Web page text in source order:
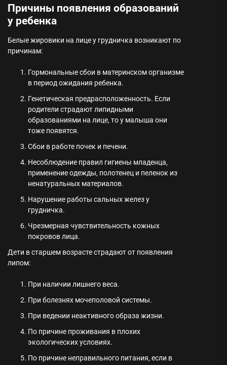
Причины появления образований
у ребенка
Белые жировики на лице у грудничка возникают по
причинам:
Гормональные сбои в материнском организме
в период ожидания ребенка.
Генетическая предрасположенность. Если
родители страдают липидными
образованиями на лице, то у малыша они
тоже появятся.
Сбои в работе почек и печени.
Несоблюдение правил гигиены младенца,
применение одежды, полотенец и пеленок из
ненатуральных материалов.
Нарушение работы сальных желез у
грудничка.
Чрезмерная чувствительность кожных
покровов лица.
Дети в старшем возрасте страдают от появления
липом:
При наличии лишнего веса.
При болезнях мочеполовой системы.
При ведении неактивного образа жизни.
По причине проживания в плохих
экологических условиях.
По причине неправильного питания, если в